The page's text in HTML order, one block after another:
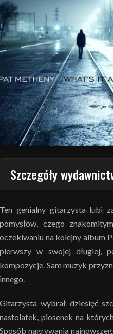
Szczegóły
Ten genialny gitarzysta lubi
pomysłów, czego
oczekiwaniu na kolejny album
pierwszy w swojej długiej,
kompozycje. Sam muzyk
innego.
Gitarzysta wybrał dziesięć
nastolatek, piosenek na
Sposób nagrywania